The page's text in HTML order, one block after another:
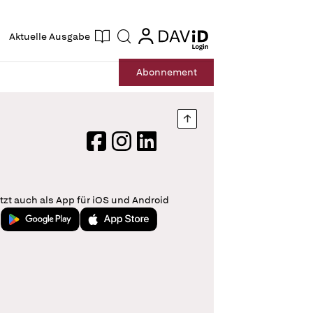
Aktuelle Ausgabe Suche login
login
Abonnement
Nach oben springen
FacebookInstagram
LinkedIn
auch als App für iOS und Android
Jetzt bei Google PlayLaden im App Store